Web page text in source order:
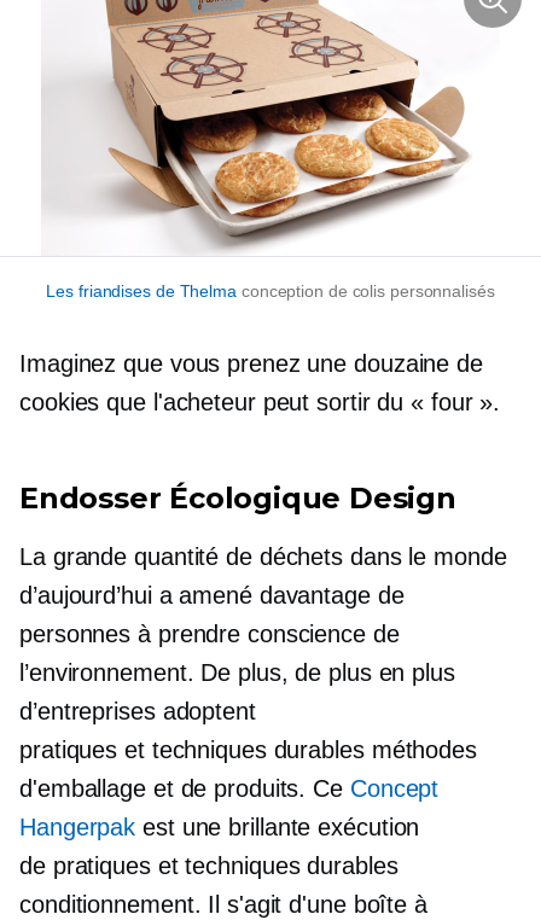
Les friandises de Thelma conception de colis personnalisés
Imaginez que vous prenez une douzaine de
cookies que l'acheteur peut sortir du « four ».
Endosser Écologique Design
La grande quantité de déchets dans le monde
d’aujourd’hui a amené davantage de
personnes à prendre conscience de
l’environnement. De plus, de plus en plus
d’entreprises adoptent
pratiques et techniques durablesméthodes
d'emballage et de produits. Ce Concept
Hangerpak est une brillante exécution
de pratiques et techniques durables
conditionnement. Il s'agit d'une boîte à